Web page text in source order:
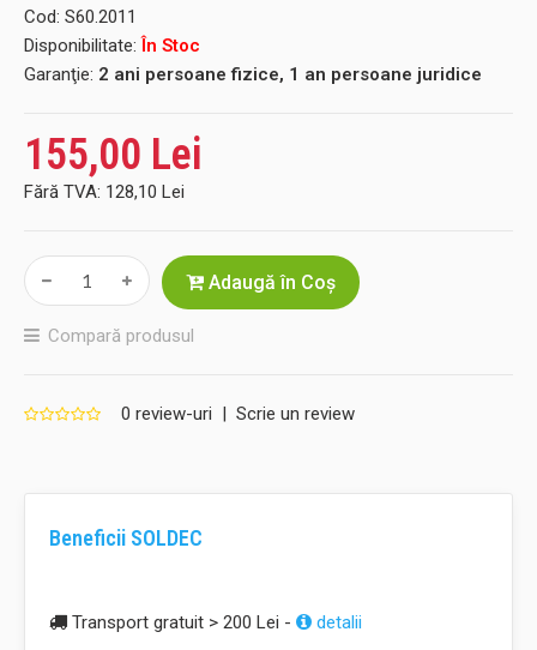
Cod: S60.2011
Disponibilitate: În Stoc
Garanţie: 2 ani persoane fizice, 1 an persoane juridice
155,00 Lei
Fără TVA: 128,10 Lei
Adaugă în Coş
Compară produsul
0 review-uri | Scrie un review
Beneficii SOLDEC
Transport gratuit > 200 Lei - detalii